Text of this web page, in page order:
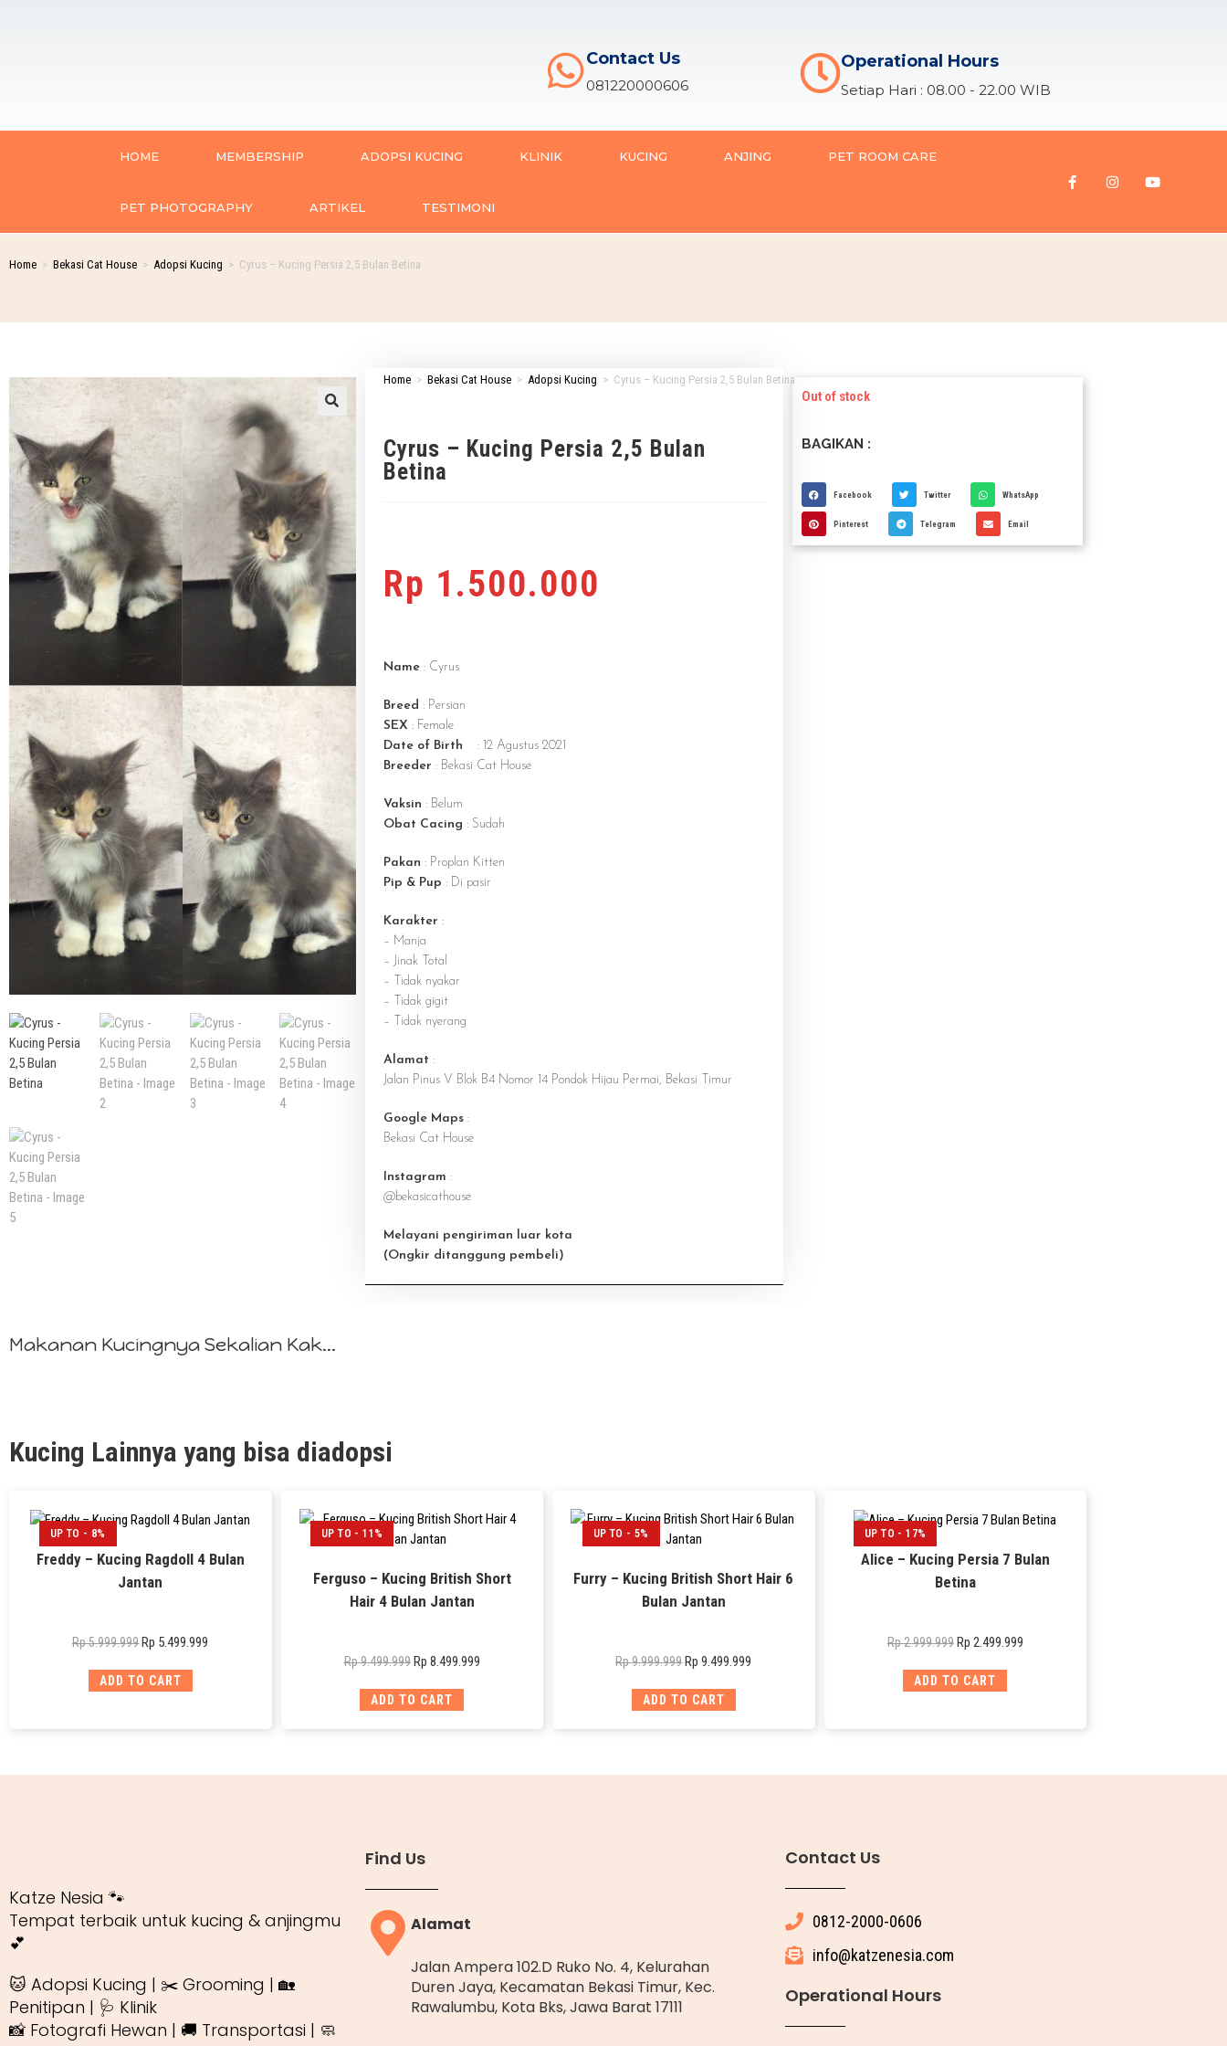
Contact Us
081220000606
Operational Hours
Setiap Hari : 08.00 - 22.00 WIB
HOME MEMBERSHIP ADOPSI KUCING KLINIK KUCING ANJING PET ROOM CARE
PET PHOTOGRAPHY ARTIKEL TESTIMONI
Home > Bekasi Cat House > Adopsi Kucing > Cyrus – Kucing Persia 2,5 Bulan Betina
Home > Bekasi Cat House > Adopsi Kucing > Cyrus – Kucing Persia 2,5 Bulan Betina
Cyrus – Kucing Persia 2,5 Bulan
Betina
Rp 1.500.000
Name: Cyrus
Breed : Persian
SEX : Female
Date of Birth : 12 Agustus 2021
Breeder : Bekasi Cat House
Vaksin : Belum
Obat Cacing : Sudah
Pakan : Proplan Kitten
Pip & Pup : Di pasir
Karakter :
– Manja
– Jinak Total
– Tidak nyakar
– Tidak gigit
– Tidak nyerang
Alamat :
Jalan Pinus V Blok B4 Nomor 14 Pondok Hijau Permai, Bekasi Timur
Google Maps:
Bekasi Cat House
Instagram :
@bekasicathouse
Melayani pengiriman luar kota
(Ongkir ditanggung pembeli)
Out of stock
BAGIKAN :
Facebook Twitter WhatsApp
Pinterest Telegram Email
Makanan Kucingnya Sekalian Kak...
Kucing Lainnya yang bisa diadopsi
UP TO - 8%
Freddy – Kucing Ragdoll 4 Bulan
Jantan
Rp5.999.999Rp 5.499.999
ADD TO CART
UP TO - 11%
Ferguso – Kucing British Short
Hair 4 Bulan Jantan
Rp9.499.999 Rp 8.499.999
ADD TO CART
UP TO - 5%
Furry – Kucing British Short Hair 6
Bulan Jantan
Rp9.999.999Rp 9.499.999
ADD TO CART
UP TO - 17%
Alice – Kucing Persia 7 Bulan
Betina
Rp2.999.999 Rp 2.499.999
ADD TO CART
Katze Nesia 🐾
Tempat terbaik untuk kucing & anjingmu
💕
🐱 Adopsi Kucing | ✂️ Grooming | 🏡
Penitipan | 🩺 Klinik
📸 Fotografi Hewan | 🚚 Transportasi | 🧼
Find Us
Alamat
Jalan Ampera 102.D Ruko No. 4, Kelurahan
Duren Jaya, Kecamatan Bekasi Timur, Kec.
Rawalumbu, Kota Bks, Jawa Barat 17111
Contact Us
0812-2000-0606
info@katzenesia.com
Operational Hours